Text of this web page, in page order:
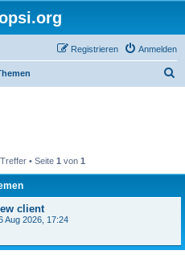
Anmelden
Registrieren
• Seite 1 von 1
client
Aug 2026, 17:24